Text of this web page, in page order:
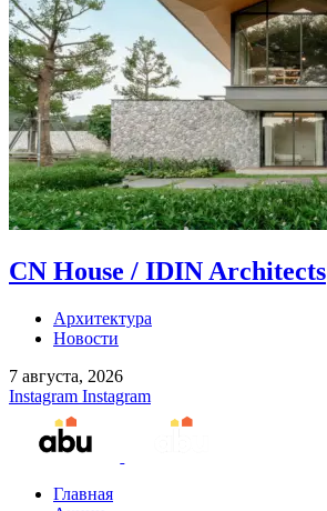
CN House / IDIN Architects
Архитектура
Новости
7 августа, 2026
Instagram Instagram
Главная